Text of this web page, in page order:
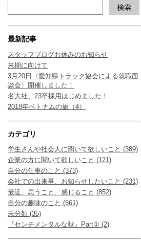
最新記事
スタッフブログお休みのお知らせ
来期に向けて
3月20日〈愛知県トラック協会による就職面
談会〉開催しました！
名大社、23卒採用はじめました！
2018年ベトナムの旅（4）
カテゴリ
学生さんや社会人に聞いて欲しいこと (389)
企業の方に聞いて欲しいこと (121)
自分の仕事のこと (373)
会社での出来事、お知らせしたいこと (231)
最近、思うこと、感じること (852)
自分の趣味のこと (561)
未分類 (35)
『センチメンタルな秋』Part① (2)